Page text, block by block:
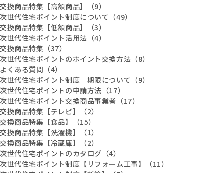
交換商品特集【高額商品】（9）
次世代住宅ポイント制度について（49）
交換商品特集【低額商品】（3）
次世代住宅ポイント活用法（4）
交換商品特集（37）
次世代住宅ポイントのポイント交換方法（8）
よくある質問（4）
次世代住宅ポイント制度 期限について（9）
次世代住宅ポイントの申請方法（17）
次世代住宅ポイント交換商品事業者（17）
交換商品特集【テレビ】（2）
交換商品特集【食品】（15）
交換商品特集【洗濯機】（1）
交換商品特集【冷蔵庫】（2）
次世代住宅ポイントのカタログ（4）
次世代住宅ポイント制度【リフォーム工事】（11）